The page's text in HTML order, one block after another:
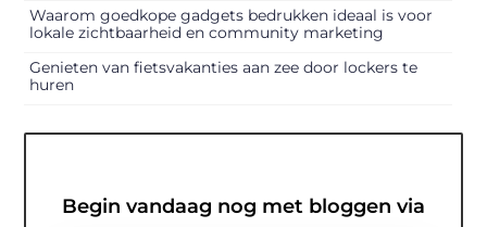
Waarom goedkope gadgets bedrukken ideaal is voor
lokale zichtbaarheid en community marketing
Genieten van fietsvakanties aan zee door lockers te
huren
Begin vandaag nog met bloggen via